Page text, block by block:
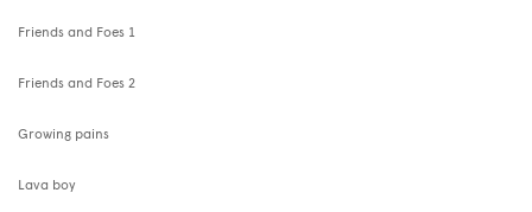
Friends and Foes 1
Friends and Foes 2
Growing pains
Lava boy